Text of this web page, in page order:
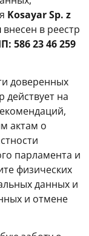
Kosayar Sp. z
внесен в реестр
586 23 46 259
доверенных
на
актам о
парламента и
физических
данных и
и отмене